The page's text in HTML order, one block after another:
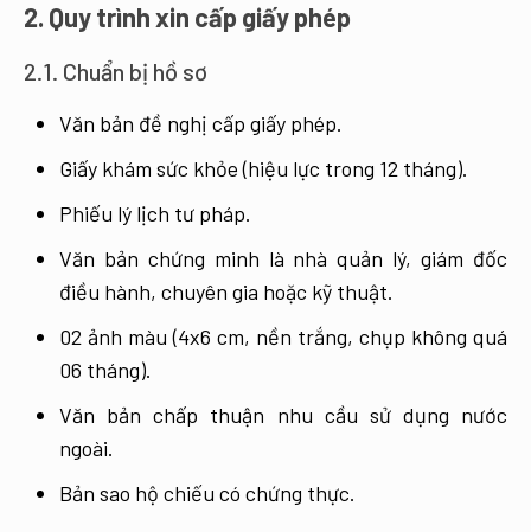
2. Quy trình xin cấp giấy phép
2.1. Chuẩn bị hồ sơ
Văn bản đề nghị cấp giấy phép.
Giấy khám sức khỏe (hiệu lực trong 12 tháng).
Phiếu lý lịch tư pháp.
Văn bản chứng minh là nhà quản lý, giám đốc
điều hành, chuyên gia hoặc kỹ thuật.
02 ảnh màu (4x6 cm, nền trắng, chụp không quá
06 tháng).
Văn bản chấp thuận nhu cầu sử dụng nước
ngoài.
Bản sao hộ chiếu có chứng thực.